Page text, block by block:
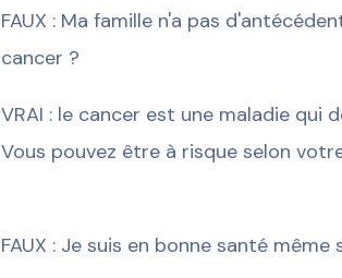
FAUX : Ma famille n'a pas
cancer ?
VRAI : le cancer est une maladie qui
Vous pouvez être à risque selon
FAUX : Je suis en bonne santé